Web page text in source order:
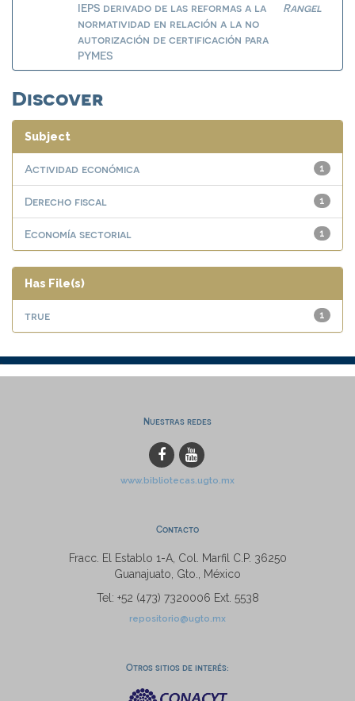
IEPS derivado de las reformas a la
normatividad en relación a la no
autorización de certificación para
PYMES
Rangel
Discover
Subject
1
Actividad económica
1
Derecho fiscal
1
Economía sectorial
Has File(s)
1
true
Nuestras redes
www.bibliotecas.ugto.mx
Contacto
Fracc. El Establo 1-A, Col. Marfil C.P. 36250
Guanajuato, Gto., México
Tel: +52 (473) 7320006 Ext. 5538
repositorio@ugto.mx
Otros sitios de interés: